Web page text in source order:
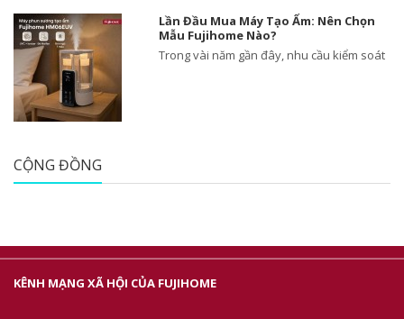
Lần Đầu Mua Máy Tạo Ẩm: Nên Chọn
Mẫu Fujihome Nào?
Trong vài năm gần đây, nhu cầu kiểm soát
CỘNG ĐỒNG
KÊNH MẠNG XÃ HỘI CỦA FUJIHOME